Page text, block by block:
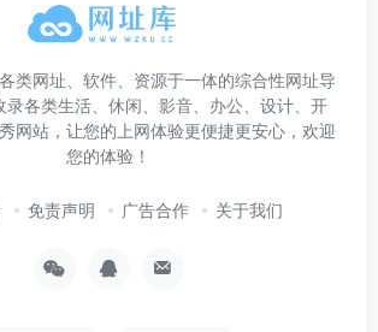
类网址、软件、资源于一体的综合性网址导
录各类生活、休闲、影音、办公、设计、开
网站，让您的上网体验更便捷更安心，欢迎
您的体验！
免责声明 广告合作 关于我们